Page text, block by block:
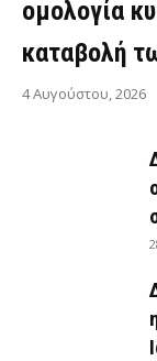
ομολογία
καταβολή
4 Αυγούστου, 2026